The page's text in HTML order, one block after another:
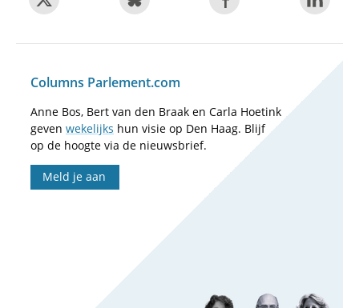
Columns Parlement.com
Anne Bos, Bert van den Braak en Carla Hoetink
geven wekelijks hun visie op Den Haag. Blijf
op de hoogte via de nieuwsbrief.
Meld je aan